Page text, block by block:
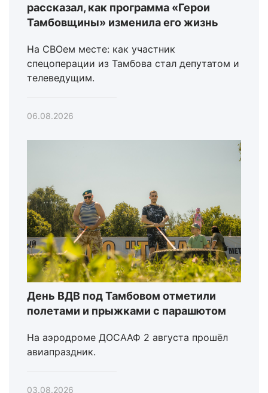
рассказал, как программа «Герои
Тамбовщины» изменила его жизнь
На СВОем месте: как участник
спецоперации из Тамбова стал депутатом и
телеведущим.
06.08.2026
День ВДВ под Тамбовом отметили
полетами и прыжками с парашютом
На аэродроме ДОСААФ 2 августа прошёл
авиапраздник.
03.08.2026